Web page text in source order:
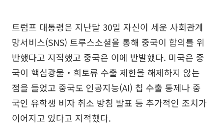
트럼프 대통령은 지난달 30일 자신이 세운 사회관계
망서비스(SNS) 트루스소셜을 통해 중국이 합의를 위
반했다고 지적했고 중국은 이에 반발했다. 미국은 중
국이 핵심광물‧희토류 수출 제한을 해제하지 않는
점을 들었고 중국도 인공지능(AI) 칩 수출 통제나 중
국인 유학생 비자 취소 방침 발표 등 추가적인 조치가
이어지고 있다고 지적했다.